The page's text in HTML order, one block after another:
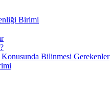
Birimi
Bilinmesi Gerekenler